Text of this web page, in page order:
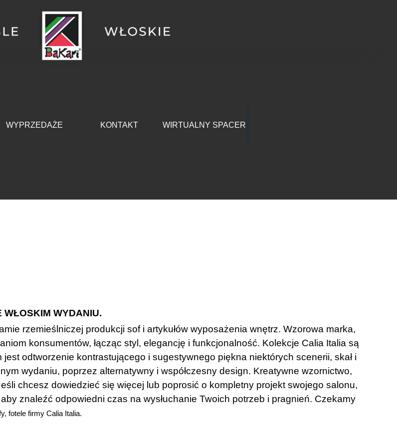
▼
WYPRZEDAŻE KONTAKT WIRTUALNY SPACER
WYDANIU.
rzemieślniczej produkcji sof i artykułów wyposażenia wnętrz. Wzorowa marka,
konsumentów, łącząc styl, elegancję i funkcjonalność. Kolekcje Calia Italia są
odtworzenie kontrastującego i sugestywnego piękna niektórych scenerii, skał i
wydaniu, poprzez alternatywny i współczesny design. Kreatywne wzornictwo,
chcesz dowiedzieć się więcej lub poprosić o kompletny projekt swojego salonu,
znaleźć odpowiedni czas na wysłuchanie Twoich potrzeb i pragnień. Czekamy
fotele firmy Calia Italia.